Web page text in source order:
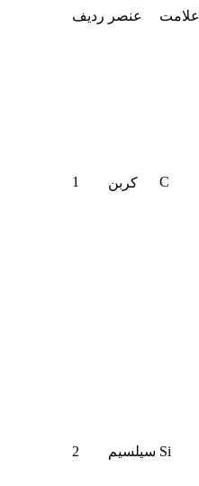
ردیف عنصر علامت
1 کربن C
2 سیلسیم Si